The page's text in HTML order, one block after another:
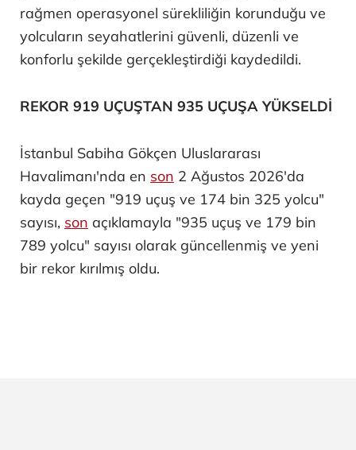
rağmen operasyonel sürekliliğin korunduğu ve
yolcuların seyahatlerini güvenli, düzenli ve
konforlu şekilde gerçekleştirdiği kaydedildi.
REKOR 919 UÇUŞTAN 935 UÇUŞA YÜKSELDİ
İstanbul Sabiha Gökçen Uluslararası
Havalimanı'nda en son 2 Ağustos 2026'da
kayda geçen "919 uçuş ve 174 bin 325 yolcu"
sayısı, son açıklamayla "935 uçuş ve 179 bin
789 yolcu" sayısı olarak güncellenmiş ve yeni
bir rekor kırılmış oldu.